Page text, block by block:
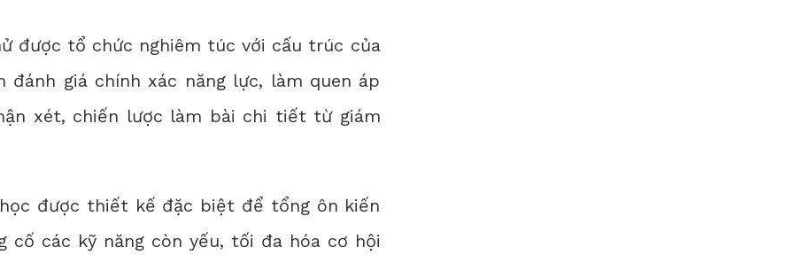
được tổ chức nghiêm túc với cấu trúc của
giá chính xác năng lực, làm quen áp
xét, chiến lược làm bài chi tiết từ giám
được thiết kế đặc biệt để tổng ôn kiến
cố các kỹ năng còn yếu, tối đa hóa cơ hội